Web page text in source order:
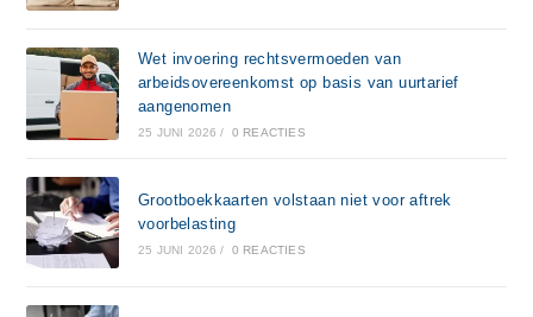
Wet invoering rechtsvermoeden van
arbeidsovereenkomst op basis van uurtarief
aangenomen
25 JUNI 2026 / 0 REACTIES
Grootboekkaarten volstaan niet voor aftrek
voorbelasting
25 JUNI 2026 / 0 REACTIES